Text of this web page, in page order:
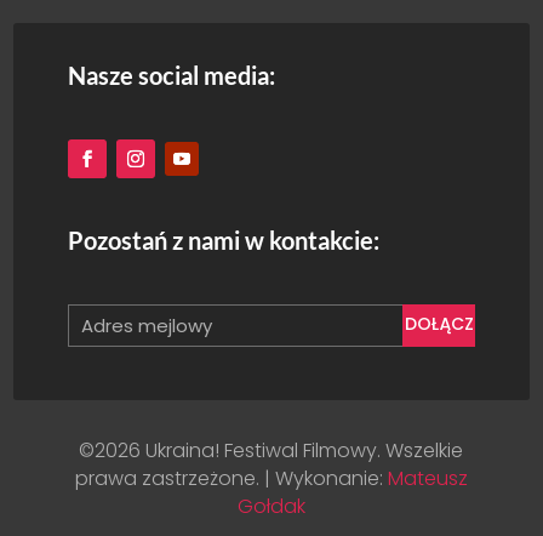
Nasze social media:
Pozostań z nami w kontakcie:
DOŁĄCZ
©2026 Ukraina! Festiwal Filmowy. Wszelkie
prawa zastrzeżone. | Wykonanie: Mateusz
Gołdak